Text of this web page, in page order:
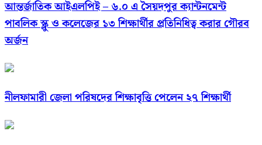
আন্তর্জাতিক আইএলপিই – ৬.০ এ সৈয়দপুর ক্যান্টনমেন্ট
পাবলিক স্ক্লু ও কলেজের ১৩ শিক্ষার্থীর প্রতিনিধিত্ব করার গৌরব
অর্জন
নীলফামারী জেলা পরিষদের শিক্ষাবৃত্তি পেলেন ২৭ শিক্ষার্থী